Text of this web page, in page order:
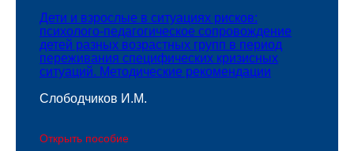
Дети и взрослые в ситуациях рисков:
психолого-педагогическое сопровождение
детей разных возрастных групп в период
переживания специфических кризисных
ситуаций. Методические рекомендации
Слободчиков И.М.
Открыть пособие